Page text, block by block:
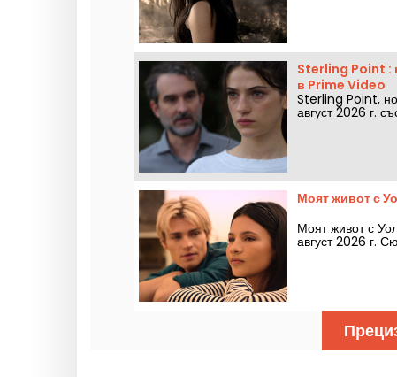
Sterling Point :
в Prime Video
Sterling Point,
август 2026 г.
Моят живот с
Моят живот с
август 2026 г.